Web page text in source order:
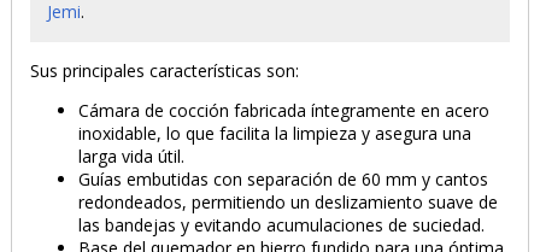
PRODUCTO AÑADIDO AL CARRITO
Jemi.
Sus principales características son:
Cámara de cocción fabricada íntegramente en acero
inoxidable, lo que facilita la limpieza y asegura una
larga vida útil.
Guías embutidas con separación de 60 mm y cantos
redondeados, permitiendo un deslizamiento suave de
las bandejas y evitando acumulaciones de suciedad.
Base del quemador en hierro fundido para una óptima